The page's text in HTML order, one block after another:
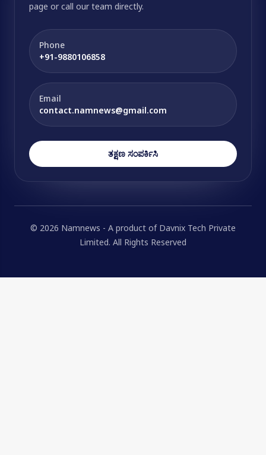
page or call our team directly.
Phone
+91-9880106858
Email
contact.namnews@gmail.com
ತಕ್ಷಣ ಸಂಪರ್ಕಿಸಿ
© 2026 Namnews - A product of Davnix Tech Private
Limited. All Rights Reserved